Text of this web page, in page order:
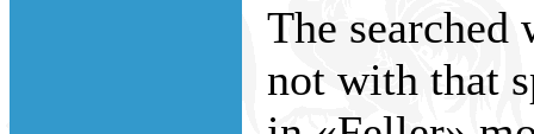
The searched
not with that